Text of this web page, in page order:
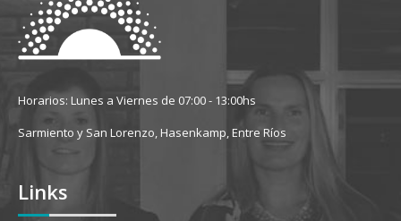
Horarios: Lunes a Viernes de 07:00 - 13:00hs
Sarmiento y San Lorenzo, Hasenkamp, Entre Ríos
Links